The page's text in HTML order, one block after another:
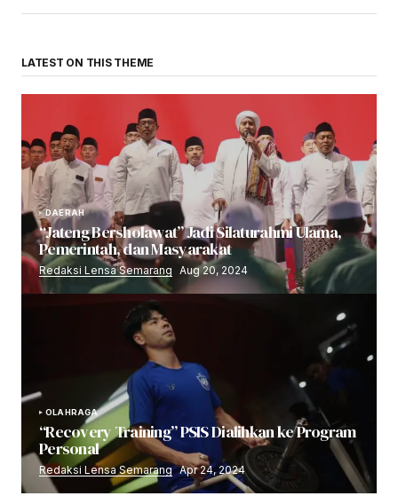
LATEST ON THIS THEME
DAERAH
“Jateng Bersholawat” Jadi Silaturahmi Ulama,
Pemerintah, dan Masyarakat
Redaksi Lensa Semarang Aug 20, 2024
OLAHRAGA
“Recovery Training” PSIS Dialihkan ke Program
Personal
Redaksi Lensa Semarang Apr 24, 2024